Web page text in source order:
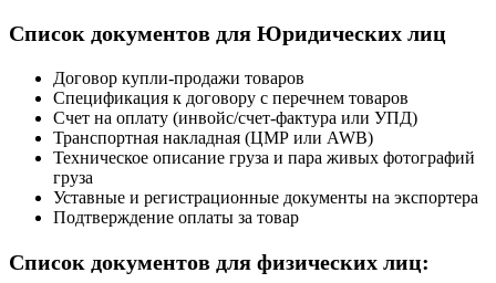
Список документов для Юридических лиц
Договор купли-продажи товаров
Спецификация к договору с перечнем товаров
Счет на оплату (инвойс/счет-фактура или УПД)
Транспортная накладная (ЦМР или AWB)
Техническое описание груза и пара живых фотографий
груза
Уставные и регистрационные документы на экспортера
Подтверждение оплаты за товар
Список документов для физических лиц: